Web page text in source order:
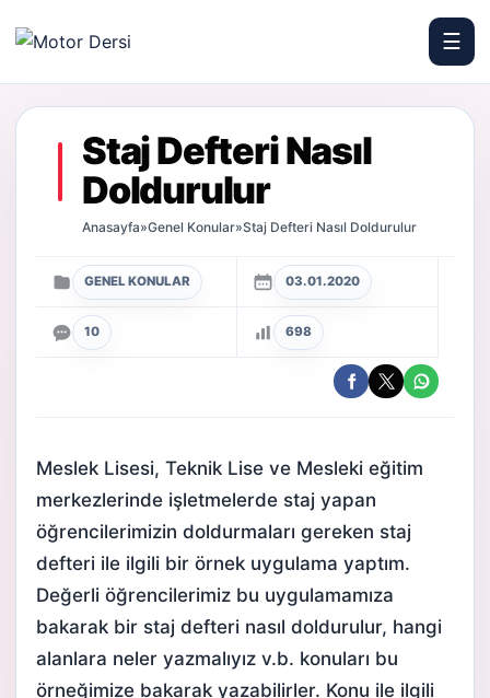
Motor Dersi
☰
Staj Defteri Nasıl
Doldurulur
Anasayfa»Genel Konular»Staj Defteri Nasıl Doldurulur
GENEL KONULAR 03.01.2020
10 698
Meslek Lisesi, Teknik Lise ve Mesleki eğitim
merkezlerinde işletmelerde staj yapan
öğrencilerimizin doldurmaları gereken staj
defteri ile ilgili bir örnek uygulama yaptım.
Değerli öğrencilerimiz bu uygulamamıza
bakarak bir staj defteri nasıl doldurulur, hangi
alanlara neler yazmalıyız v.b. konuları bu
örneğimize bakarak yazabilirler. Konu ile ilgili